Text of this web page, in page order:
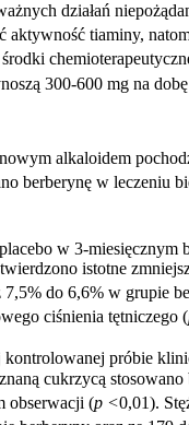
działań
aktywność tiaminy,
300-600 mg na
alkaloidem
berberynę w leczeniu
w 3-miesięcznym
istotne
7,5% do 6,6% w grupie
ciśnienia tętniczego (
próbie
cukrzycą
obserwacji (p <0,01).